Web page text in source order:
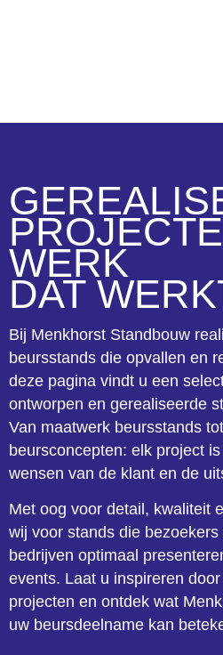
WERK
DAT
Bij Menkhorst Standbouw
beursstands die opvallen en
deze pagina vindt u een
ontworpen en gerealiseerde
Van maatwerk beursstands
beursconcepten: elk project
wensen van de klant en de
Met oog voor detail, kwaliteit
wij voor stands die
bedrijven optimaal
events. Laat u inspireren
projecten en ontdek wat
uw beursdeelname kan